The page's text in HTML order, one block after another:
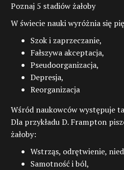
Poznaj 5 stadiów żałoby
W świecie nauki wyróżnia się
Szok i zaprzeczanie,
Fałszywa akceptacja,
Pseudoorganizacja,
Depresja,
Reorganizacja
Wśród naukowców występuje
Dla przykładu D. Frampton
żałoby:
Wstrząs, odrętwienie,
Samotność i ból,